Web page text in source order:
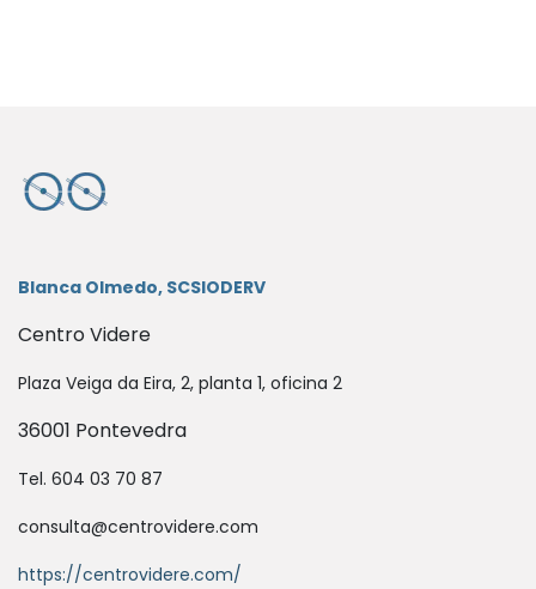
Blanca Olmedo, SCSIODERV
Centro Videre
Plaza Veiga da Eira, 2, planta 1, oficina 2
36001 Pontevedra
Tel. 604 03 70 87
consulta@centrovidere.com
https://centrovidere.com/